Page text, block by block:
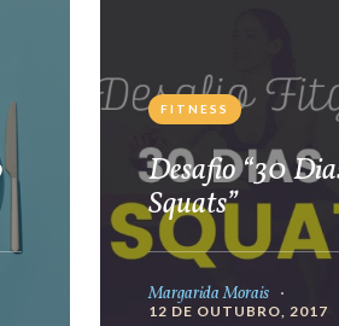
FITNESS
Desafio “30
Squats”
Margarida Morais
12 DE OUTUBRO, 2017